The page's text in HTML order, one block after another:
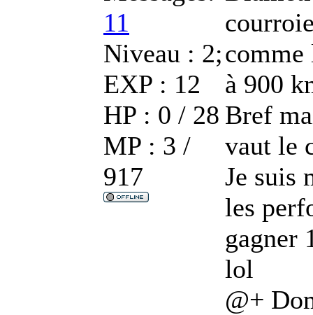
11
Niveau : 2;
EXP : 12
HP : 0 / 28
MP : 3 /
917
comme
à 900
Bref
vaut le
Je suis
les
gagner
lol
@+